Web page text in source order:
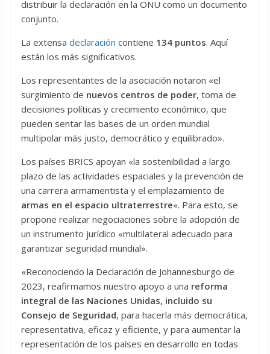
distribuir la declaración en la ONU como un documento
conjunto.
La extensa declaración contiene 134 puntos. Aquí
están los más significativos.
Los representantes de la asociación notaron «el
surgimiento de nuevos centros de poder, toma de
decisiones políticas y crecimiento económico, que
pueden sentar las bases de un orden mundial
multipolar más justo, democrático y equilibrado».
Los países BRICS apoyan «la sostenibilidad a largo
plazo de las actividades espaciales y la prevención de
una carrera armamentista y el emplazamiento de
armas en el espacio ultraterrestre«. Para esto, se
propone realizar negociaciones sobre la adopción de
un instrumento jurídico «multilateral adecuado para
garantizar seguridad mundial».
«Reconociendo la Declaración de Johannesburgo de
2023, reafirmamos nuestro apoyo a una reforma
integral de las Naciones Unidas, incluido su
Consejo de Seguridad, para hacerla más democrática,
representativa, eficaz y eficiente, y para aumentar la
representación de los países en desarrollo en todas